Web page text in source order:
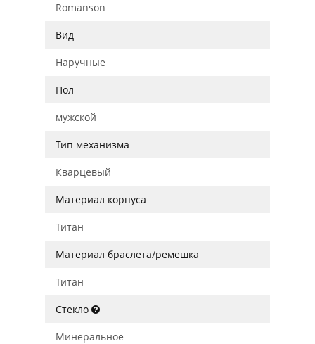
Romanson
Вид
Наручные
Пол
мужской
Тип механизма
Кварцевый
Материал корпуса
Титан
Материал браслета/ремешка
Титан
Стекло
Минеральное